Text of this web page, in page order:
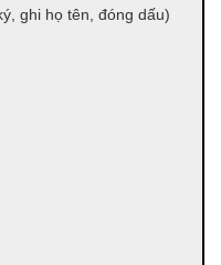
ghi họ tên, đóng dấu)